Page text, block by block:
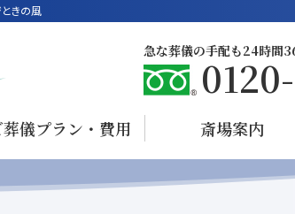
きの風
急な葬儀の手配も24時間
葬儀プラン・費用 斎場案内